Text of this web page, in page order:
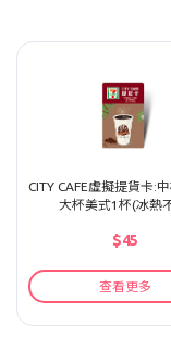
CITY CAFE虛擬提貨卡:
大杯美式1杯(冰熱
$45
查看更多